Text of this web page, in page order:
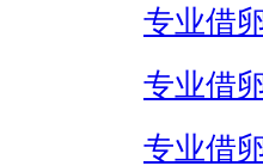
专业借
专业借
专业借